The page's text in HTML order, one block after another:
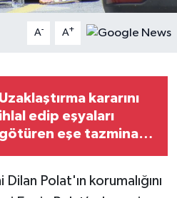
A- A+
Uzaklaştırma kararını
ihlal edip eşyaları
götüren eşe tazminat
Polat'ın korumalığını